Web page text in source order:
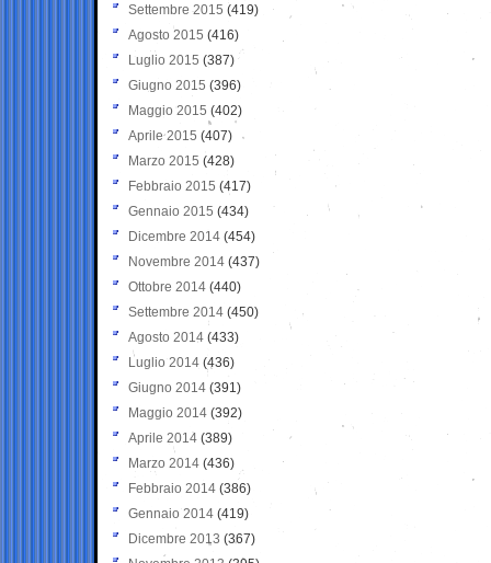
Settembre 2015 (419)
Agosto 2015 (416)
Luglio 2015 (387)
Giugno 2015 (396)
Maggio 2015 (402)
Aprile 2015 (407)
Marzo 2015 (428)
Febbraio 2015 (417)
Gennaio 2015 (434)
Dicembre 2014 (454)
Novembre 2014 (437)
Ottobre 2014 (440)
Settembre 2014 (450)
Agosto 2014 (433)
Luglio 2014 (436)
Giugno 2014 (391)
Maggio 2014 (392)
Aprile 2014 (389)
Marzo 2014 (436)
Febbraio 2014 (386)
Gennaio 2014 (419)
Dicembre 2013 (367)